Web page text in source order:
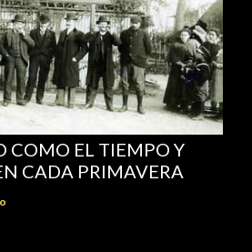
COMO EL TIEMPO Y
CADA PRIMAVERA